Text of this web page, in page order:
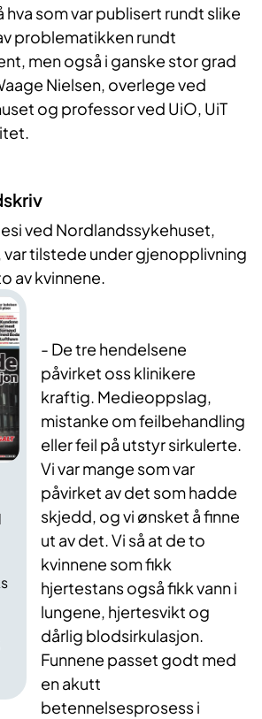
som var publisert rundt slike
problematikken rundt
men også i ganske stor grad
Nielsen, overlege ved
og professor ved UiO, UiT
ved Nordlandssykehuset,
var tilstede under gjenopplivning
av kvinnene.
- De tre hendelsene
påvirket oss klinikere
kraftig. Medieoppslag,
mistanke om feilbehandling
eller feil på utstyr sirkulerte.
Vi var mange som var
påvirket av det som hadde
skjedd, og vi ønsket å finne
ut av det. Vi så at de to
kvinnene som fikk
hjertestans også fikk vann i
lungene, hjertesvikt og
dårlig blodsirkulasjon.
Funnene passet godt med
en akutt
betennelsesprosess i